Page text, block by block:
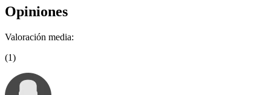
Opiniones
Valoración media:
(1)